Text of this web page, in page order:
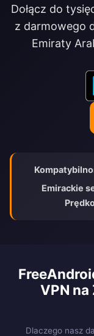
Dołącz do
z darmowego
Emiraty
Emirackie
VPN
Dlaczego nasz